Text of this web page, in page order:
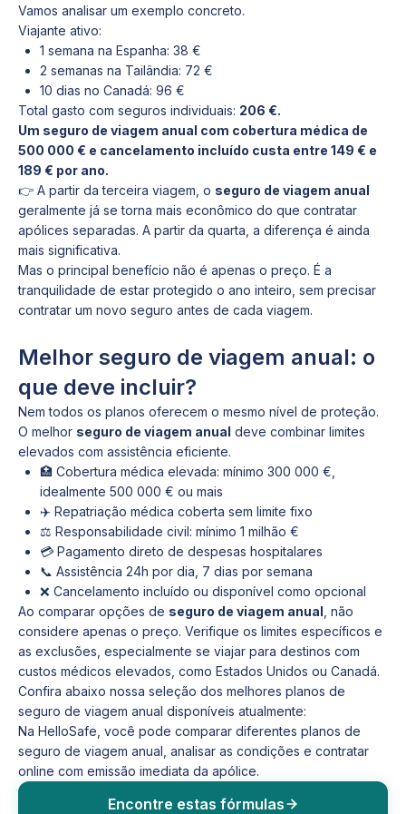
Vamos analisar um exemplo concreto.
Viajante ativo:
1 semana na Espanha: 38 €
2 semanas na Tailândia: 72 €
10 dias no Canadá: 96 €
Total gasto com seguros individuais: 206 €.
Um seguro de viagem anual com cobertura médica de
500 000 € e cancelamento incluído custa entre 149 € e
189 € por ano.
👉 A partir da terceira viagem, o seguro de viagem anual
geralmente já se torna mais econômico do que contratar
apólices separadas. A partir da quarta, a diferença é ainda
mais significativa.
Mas o principal benefício não é apenas o preço. É a
tranquilidade de estar protegido o ano inteiro, sem precisar
contratar um novo seguro antes de cada viagem.
Melhor seguro de viagem anual: o
que deve incluir?
Nem todos os planos oferecem o mesmo nível de proteção.
O melhor seguro de viagem anual deve combinar limites
elevados com assistência eficiente.
🏥 Cobertura médica elevada: mínimo 300 000 €,
idealmente 500 000 € ou mais
✈️ Repatriação médica coberta sem limite fixo
⚖️ Responsabilidade civil: mínimo 1 milhão €
💳 Pagamento direto de despesas hospitalares
📞 Assistência 24h por dia, 7 dias por semana
❌ Cancelamento incluído ou disponível como opcional
Ao comparar opções de seguro de viagem anual , não
considere apenas o preço. Verifique os limites específicos e
as exclusões, especialmente se viajar para destinos com
custos médicos elevados, como Estados Unidos ou Canadá.
Confira abaixo nossa seleção dos melhores planos de
seguro de viagem anual disponíveis atualmente:
Na HelloSafe, você pode comparar diferentes planos de
seguro de viagem anual, analisar as condições e contratar
online com emissão imediata da apólice.
Encontre estas fórmulas